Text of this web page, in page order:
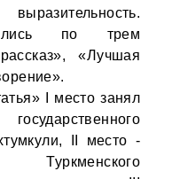
по трем
«Лучшая
I место занял
II место -